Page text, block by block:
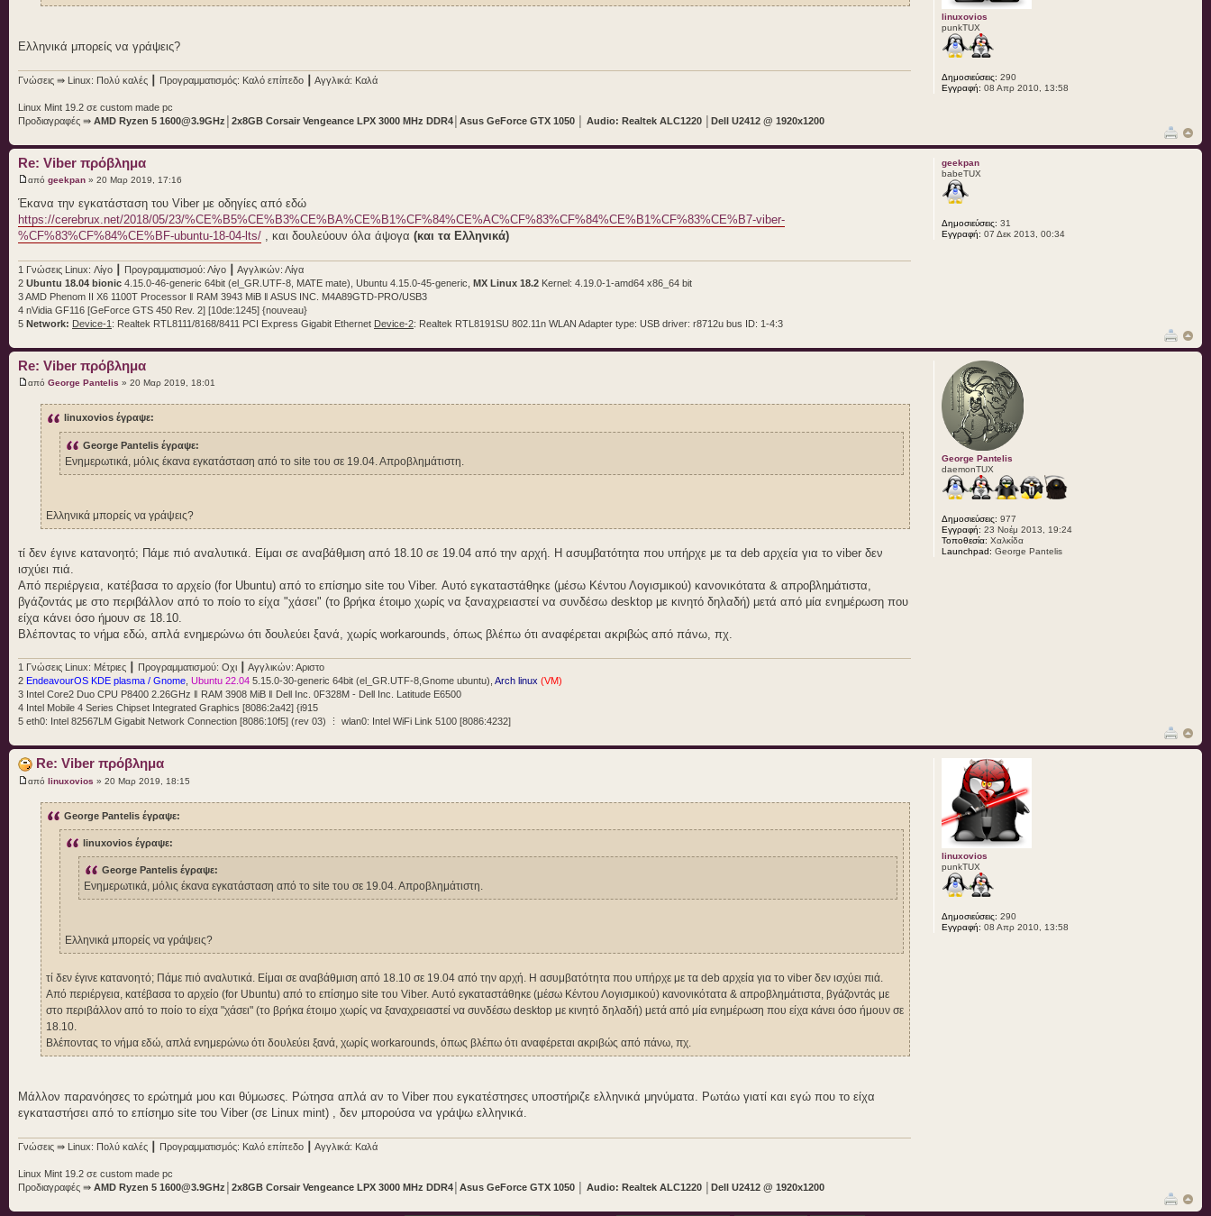
Ελληνικά μπορείς να γράψεις?
Γνώσεις ⇛ Linux: Πολύ καλές ┃ Προγραμματισμός: Καλό επίπεδο ┃ Αγγλικά: Καλά
Linux Mint 19.2 σε custom made pc
Προδιαγραφές ⇛ AMD Ryzen 5 1600@3.9GHz 2x8GB Corsair Vengeance LPX 3000 MHz DDR4 Asus GeForce GTX 1050 Audio: Realtek ALC1220 Dell U2412 @ 1920x1200
linuxovios
punkTUX
Δημοσιεύσεις: 290
Εγγραφή: 08 Απρ 2010, 13:58
Re: Viber πρόβλημα
από geekpan » 20 Μαρ 2019, 17:16
Έκανα την εγκατάσταση του Viber με οδηγίες από εδώ
https://cerebrux.net/2018/05/23/%CE%B5%CE%B3%CE%BA%CE%B1%CF%84%CE%AC%CF%83%CF%84%CE%B1%CF%83%CE%B7-viber-
%CF%83%CF%84%CE%BF-ubuntu-18-04-lts/ , και δουλεύουν όλα άψογα (και τα Ελληνικά)
1 Γνώσεις Linux: Λίγο ┃ Προγραμματισμού: Λίγο ┃ Αγγλικών: Λίγα
2 Ubuntu 18.04 bionic 4.15.0-46-generic 64bit (el_GR.UTF-8, MATE mate), Ubuntu 4.15.0-45-generic, MX Linux 18.2 Kernel: 4.19.0-1-amd64 x86_64 bit
3 AMD Phenom II X6 1100T Processor ‖ RAM 3943 MiB ‖ ASUS INC. M4A89GTD-PRO/USB3
4 nVidia GF116 [GeForce GTS 450 Rev. 2] [10de:1245] {nouveau}
5 Network: Device-1 : Realtek RTL8111/8168/8411 PCI Express Gigabit Ethernet Device-2: Realtek RTL8191SU 802.11n WLAN Adapter type: USB driver: r8712u bus ID: 1-4:3
geekpan
babeTUX
Δημοσιεύσεις: 31
Εγγραφή: 07 Δεκ 2013, 00:34
Re: Viber πρόβλημα
από George Pantelis » 20 Μαρ 2019, 18:01
linuxovios έγραψε:
George Pantelis έγραψε:
Ενημερωτικά, μόλις έκανα εγκατάσταση από το site του σε 19.04. Απροβλημάτιστη.
Ελληνικά μπορείς να γράψεις?
τί δεν έγινε κατανοητό; Πάμε πιό αναλυτικά. Είμαι σε αναβάθμιση από 18.10 σε 19.04 από την αρχή. Η ασυμβατότητα που υπήρχε με τα deb αρχεία για το viber δεν
ισχύει πιά.
Από περιέργεια, κατέβασα το αρχείο (for Ubuntu) από το επίσημο site του Viber. Αυτό εγκαταστάθηκε (μέσω Κέντου Λογισμικού) κανονικότατα & απροβλημάτιστα,
βγάζοντάς με στο περιβάλλον από το ποίο το είχα "χάσει" (το βρήκα έτοιμο χωρίς να ξαναχρειαστεί να συνδέσω desktop με κινητό δηλαδή) μετά από μία ενημέρωση που
είχα κάνει όσο ήμουν σε 18.10.
Βλέποντας το νήμα εδώ, απλά ενημερώνω ότι δουλεύει ξανά, χωρίς workarounds, όπως βλέπω ότι αναφέρεται ακριβώς από πάνω, πχ.
1 Γνώσεις Linux: Μέτριες ┃ Προγραμματισμού: Οχι ┃ Αγγλικών: Αριστο
2 EndeavourOS KDE plasma / Gnome Ubuntu 22.04 5.15.0-30-generic 64bit (el_GR.UTF-8,Gnome ubuntu), Arch linux (VM)
3 Intel Core2 Duo CPU P8400 2.26GHz ‖ RAM 3908 MiB ‖ Dell Inc. 0F328M - Dell Inc. Latitude E6500
4 Intel Mobile 4 Series Chipset Integrated Graphics [8086:2a42] {i915
5 eth0: Intel 82567LM Gigabit Network Connection [8086:10f5] (rev 03) ⋮ wlan0: Intel WiFi Link 5100 [8086:4232]
George Pantelis
daemonTUX
Δημοσιεύσεις: 977
Εγγραφή: 23 Νοέμ 2013, 19:24
Τοποθεσία: Xαλκίδα
Launchpad: George Pantelis
Re: Viber πρόβλημα
από linuxovios » 20 Μαρ 2019, 18:15
George Pantelis έγραψε:
linuxovios έγραψε:
George Pantelis έγραψε:
Ενημερωτικά, μόλις έκανα εγκατάσταση από το site του σε 19.04. Απροβλημάτιστη.
Ελληνικά μπορείς να γράψεις?
τί δεν έγινε κατανοητό; Πάμε πιό αναλυτικά. Είμαι σε αναβάθμιση από 18.10 σε 19.04 από την αρχή. Η ασυμβατότητα που υπήρχε με τα deb αρχεία για το viber δεν ισχύει πιά.
Από περιέργεια, κατέβασα το αρχείο (for Ubuntu) από το επίσημο site του Viber. Αυτό εγκαταστάθηκε (μέσω Κέντου Λογισμικού) κανονικότατα & απροβλημάτιστα, βγάζοντάς με
στο περιβάλλον από το ποίο το είχα "χάσει" (το βρήκα έτοιμο χωρίς να ξαναχρειαστεί να συνδέσω desktop με κινητό δηλαδή) μετά από μία ενημέρωση που είχα κάνει όσο ήμουν σε
18.10.
Βλέποντας το νήμα εδώ, απλά ενημερώνω ότι δουλεύει ξανά, χωρίς workarounds, όπως βλέπω ότι αναφέρεται ακριβώς από πάνω, πχ.
Μάλλον παρανόησες το ερώτημά μου και θύμωσες. Ρώτησα απλά αν το Viber που εγκατέστησες υποστήριζε ελληνικά μηνύματα. Ρωτάω γιατί και εγώ που το είχα
εγκαταστήσει από το επίσημο site του Viber (σε Linux mint) , δεν μπορούσα να γράψω ελληνικά.
Γνώσεις ⇛ Linux: Πολύ καλές ┃ Προγραμματισμός: Καλό επίπεδο ┃ Αγγλικά: Καλά
Linux Mint 19.2 σε custom made pc
Προδιαγραφές ⇛ AMD Ryzen 5 1600@3.9GHz 2x8GB Corsair Vengeance LPX 3000 MHz DDR4 Asus GeForce GTX 1050 Audio: Realtek ALC1220 Dell U2412 @ 1920x1200
linuxovios
punkTUX
Δημοσιεύσεις: 290
Εγγραφή: 08 Απρ 2010, 13:58